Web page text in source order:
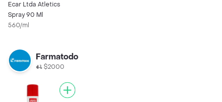
Ecar Ltda Atletics
Spray 90 Ml
560/ml
Farmatodo
$2000